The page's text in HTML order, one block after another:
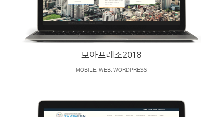
모아프레소2018
MOBILE ,WEB ,WORDPRESS